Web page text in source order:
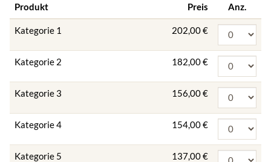
Produkt Preis Anz.
Kategorie 1 202,00 €
Kategorie 2 182,00 €
Kategorie 3 156,00 €
Kategorie 4 154,00 €
Kategorie 5 137,00 €